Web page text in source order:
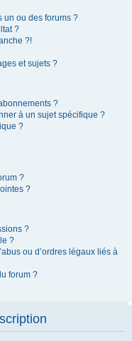
un ou des forums ?
?
?!
et sujets ?
?
à un sujet spécifique ?
?
?
?
?
?
ou d’ordres légaux liés à
forum ?